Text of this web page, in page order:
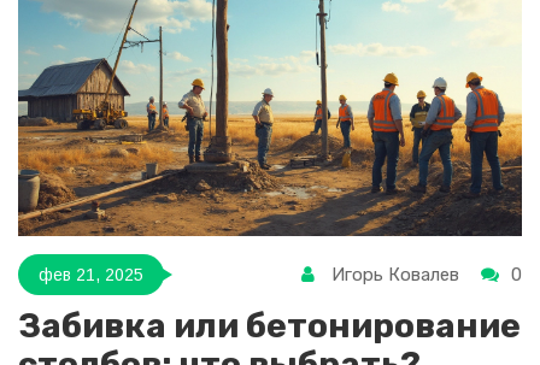
фев 21, 2025 Игорь Ковалев 0
Забивка или бетонирование